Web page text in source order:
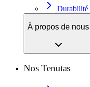
Durabilité
À propos de nous
Nos Tenutas